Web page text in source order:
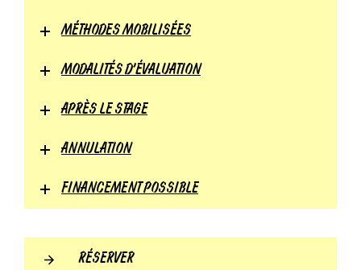
MÉTHODES MOBILISÉES
MODALITÉS D'ÉVALUATION
APRÈS LE STAGE
ANNULATION
FINANCEMENT POSSIBLE
RÉSERVER